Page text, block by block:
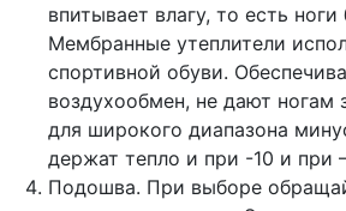
впитывает влагу, то есть ноги
Мембранные утеплители
спортивной обуви.
воздухообмен, не дают ногам
для широкого диапазона
держат тепло и при -10 и при
Подошва. При выборе